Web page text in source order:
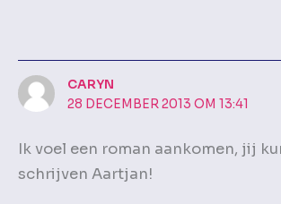
CARYN
28 DECEMBER 2013 OM 13:41
Ik voel een roman aankomen, jij
schrijven Aartjan!